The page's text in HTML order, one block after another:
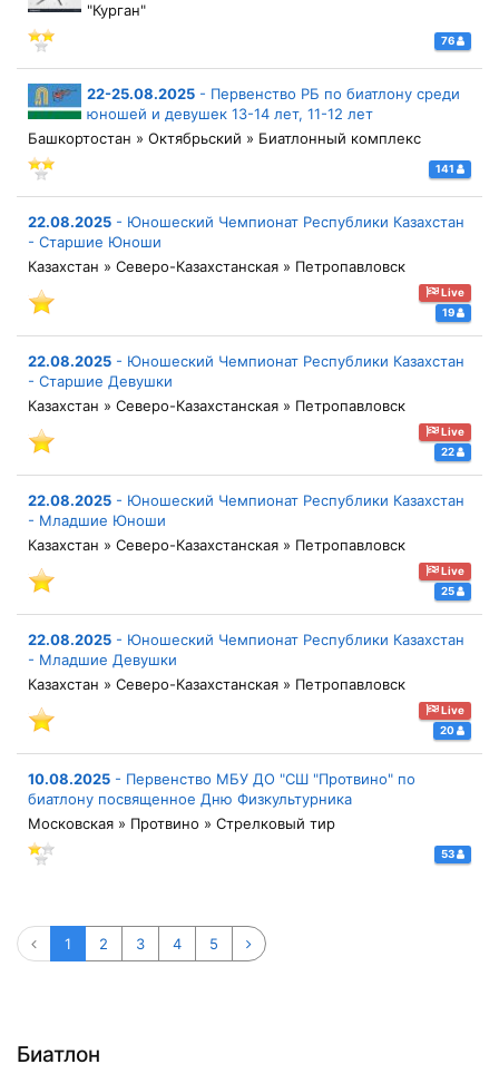
"Курган"
76
22-25.08.2025 - Первенство РБ по биатлону среди
юношей и девушек 13-14 лет, 11-12 лет
Башкортостан » Октябрьский » Биатлонный комплекс
141
22.08.2025 - Юношеский Чемпионат Республики Казахстан
- Старшие Юноши
Казахстан » Северо-Казахстанская » Петропавловск
Live
19
22.08.2025 - Юношеский Чемпионат Республики Казахстан
- Старшие Девушки
Казахстан » Северо-Казахстанская » Петропавловск
Live
22
22.08.2025 - Юношеский Чемпионат Республики Казахстан
- Младшие Юноши
Казахстан » Северо-Казахстанская » Петропавловск
Live
25
22.08.2025 - Юношеский Чемпионат Республики Казахстан
- Младшие Девушки
Казахстан » Северо-Казахстанская » Петропавловск
Live
20
10.08.2025 - Первенство МБУ ДО "СШ "Протвино" по
биатлону посвященное Дню Физкультурника
Московская » Протвино » Стрелковый тир
53
1 2 3 4 5
Биатлон